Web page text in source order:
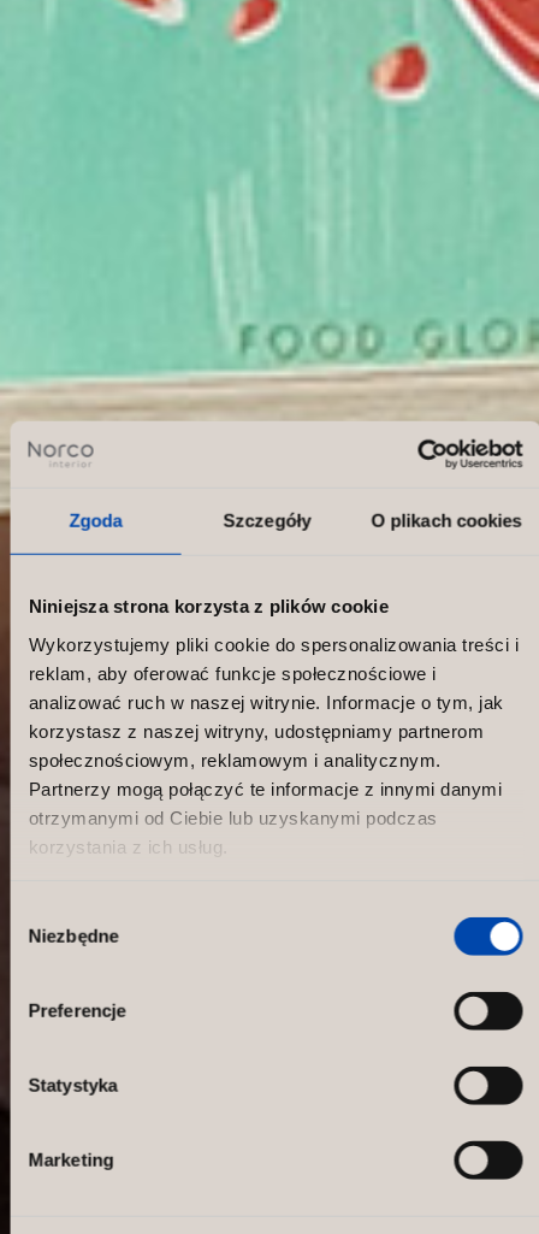
Zgoda Szczegóły O plikach cookies
Niniejsza strona korzysta z plików cookie
Wykorzystujemy pliki cookie do spersonalizowania treści i
reklam, aby oferować funkcje społecznościowe i
analizować ruch w naszej witrynie. Informacje o tym, jak
korzystasz z naszej witryny, udostępniamy partnerom
społecznościowym, reklamowym i analitycznym.
Partnerzy mogą połączyć te informacje z innymi danymi
otrzymanymi od Ciebie lub uzyskanymi podczas
korzystania z ich usług.
zgody
Niezbędne
Preferencje
Statystyka
Marketing
New paper house in the city!